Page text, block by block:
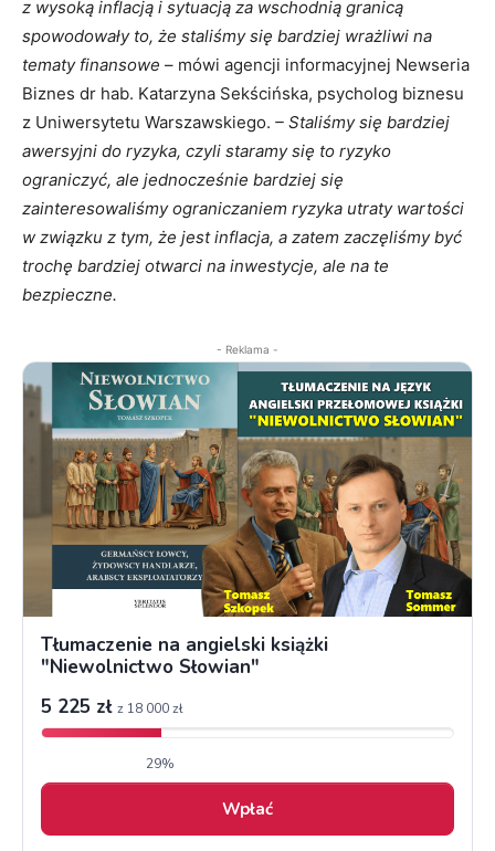
z wysoką inflacją i sytuacją za wschodnią granicą
spowodowały to, że staliśmy się bardziej wrażliwi na
tematy finansowe – mówi agencji informacyjnej Newseria
Biznes dr hab. Katarzyna Sekścińska, psycholog biznesu
z Uniwersytetu Warszawskiego. – Staliśmy się bardziej
awersyjni do ryzyka, czyli staramy się to ryzyko
ograniczyć, ale jednocześnie bardziej się
zainteresowaliśmy ograniczaniem ryzyka utraty wartości
w związku z tym, że jest inflacja, a zatem zaczęliśmy być
trochę bardziej otwarci na inwestycje, ale na te
bezpieczne.
- Reklama -